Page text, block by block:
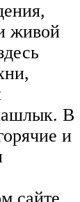
живой
В
и